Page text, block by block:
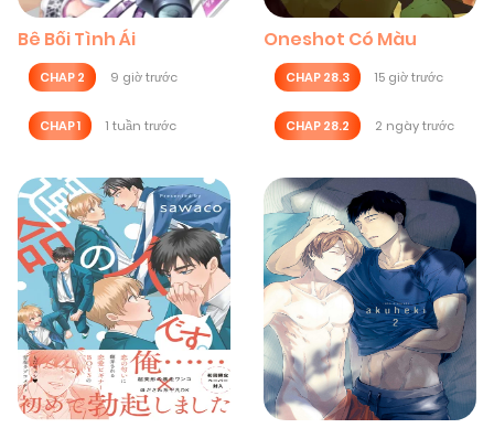
Bê Bối Tình Ái
CHAP 2 9 giờ trước
CHAP 1 1 tuần trước
Oneshot Có Màu
CHAP 28.3 15 giờ trước
CHAP 28.2 2 ngày trước